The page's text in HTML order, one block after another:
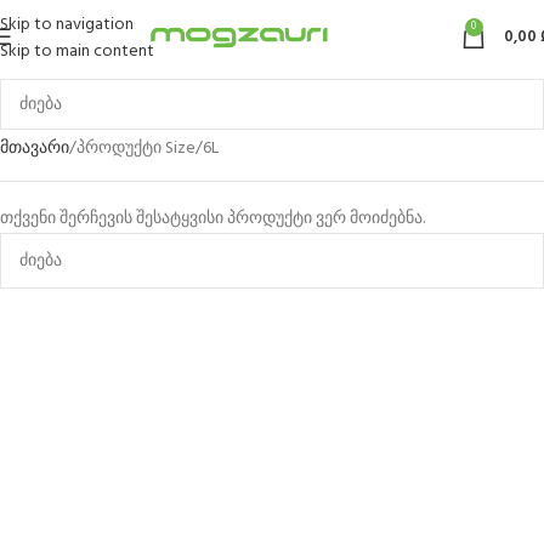
Skip to navigation
Skip to main content
0 0,00
მთავარი პროდუქტი Size 6L
თქვენი შერჩევის შესატყვისი პროდუქტი ვერ მოიძებნა.